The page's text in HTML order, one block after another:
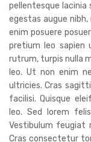
pellentesque lacinia
egestas augue
enim posuere
pretium leo sapien
rutrum, turpis nulla
leo. Ut non enim
ultricies. Cras
facilisi. Quisque
leo. Sed lorem
Vestibulum
Cras consectetur